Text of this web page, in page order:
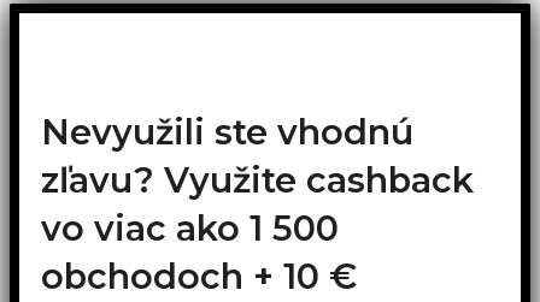
Nevyužili ste vhodnú
zľavu? Využite cashback
vo viac ako 1 500
obchodoch + 10 €